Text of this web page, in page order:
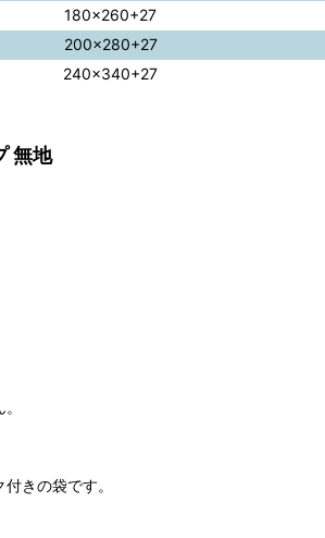
180×260+27
200×280+27
240×340+27
無地
きの袋です。